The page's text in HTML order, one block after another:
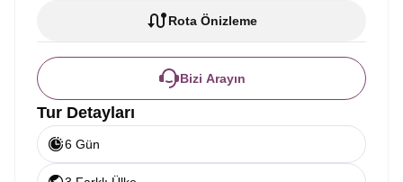
Rota Önizleme
Bizi Arayın
Tur Detayları
6 Gün